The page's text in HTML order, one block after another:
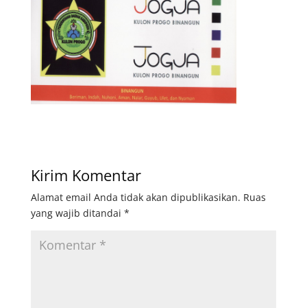
Kirim Komentar
Alamat email Anda tidak akan dipublikasikan. Ruas
yang wajib ditandai *